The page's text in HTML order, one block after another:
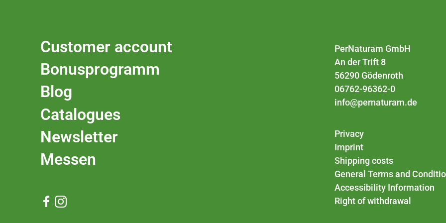
Customer account
Bonusprogramm
Blog
Catalogues
Newsletter
Messen
 
PerNaturam GmbH
An der Trift 8
56290 Gödenroth
06762-96362-0
info@pernaturam.de
Privacy
Imprint
Shipping costs
General Terms and
Accessibility Information
Right of withdrawal